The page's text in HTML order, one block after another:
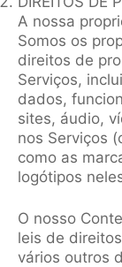
A nossa
Somos os
direitos de
Serviços,
dados,
sites, áudio,
nos Serviços
como as
logótipos
O nosso
leis de
vários outros